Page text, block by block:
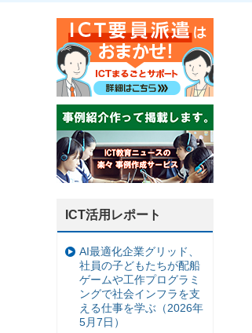
ICT活用レポート
AI最適化企業グリッド、
社員の子どもたちが配船
ゲームや工作プログラミ
ングで社会インフラを支
える仕事を学ぶ（2026年
5月7日）